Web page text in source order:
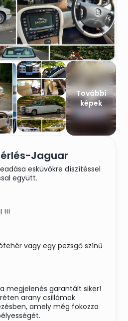
További
képek
Jaguar
esküvőkre díszítéssel
együtt.
!!!
vagy egy pezsgő színű
megjelenés garantált siker!
arany csillámok
amely még fokozza